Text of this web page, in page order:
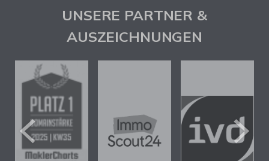
UNSERE PARTNER &
AUSZEICHNUNGEN